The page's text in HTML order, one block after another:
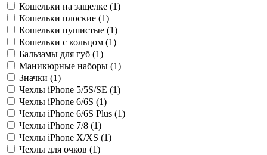
Кошельки на защелке (1)
Кошельки плоские (1)
Кошельки пушистые (1)
Кошельки с кольцом (1)
Бальзамы для губ (1)
Маникюрные наборы (1)
Значки (1)
Чехлы iPhone 5/5S/SE (1)
Чехлы iPhone 6/6S (1)
Чехлы iPhone 6/6S Plus (1)
Чехлы iPhone 7/8 (1)
Чехлы iPhone X/XS (1)
Чехлы для очков (1)